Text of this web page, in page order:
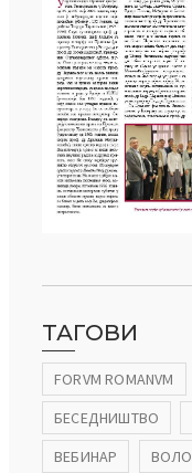
ТАГОВИ
FORVM ROMANVM
БЕСЕДНИШТВО
ВЕБИНАР